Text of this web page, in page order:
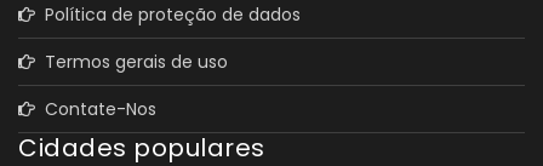
Política de proteção de dados
Termos gerais de uso
Contate-Nos
Cidades populares